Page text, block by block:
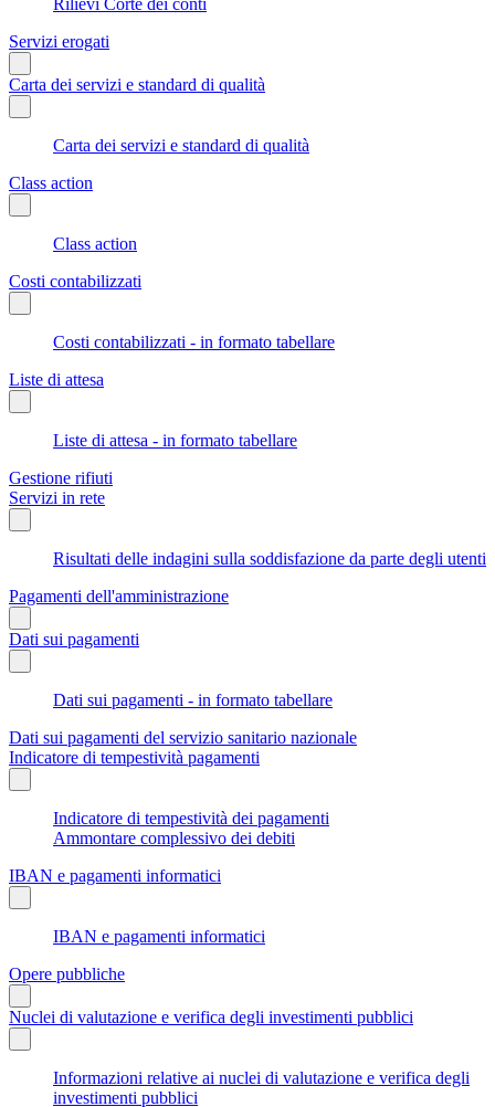
Servizi erogati
Carta dei servizi e standard di qualità
Carta dei servizi e standard di qualità
Class action
Class action
Costi contabilizzati
Costi contabilizzati - in formato tabellare
Liste di attesa
Liste di attesa - in formato tabellare
Gestione rifiuti
Servizi in rete
Risultati delle indagini sulla soddisfazione da parte degli utenti
Pagamenti dell'amministrazione
Dati sui pagamenti
Dati sui pagamenti - in formato tabellare
Dati sui pagamenti del servizio sanitario nazionale
Indicatore di tempestività pagamenti
Indicatore di tempestività dei pagamenti
Ammontare complessivo dei debiti
IBAN e pagamenti informatici
IBAN e pagamenti informatici
Opere pubbliche
Nuclei di valutazione e verifica degli investimenti pubblici
Informazioni relative ai nuclei di valutazione e verifica degli
investimenti pubblici